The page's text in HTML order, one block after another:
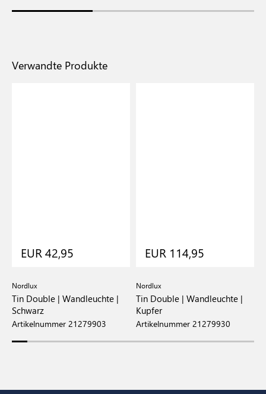
Verwandte Produkte
EUR 42,95
Nordlux
Tin Double | Wandleuchte |
Schwarz
Artikelnummer 21279903
EUR 114,95
Nordlux
Tin Double | Wandleuchte |
Kupfer
Artikelnummer 21279930